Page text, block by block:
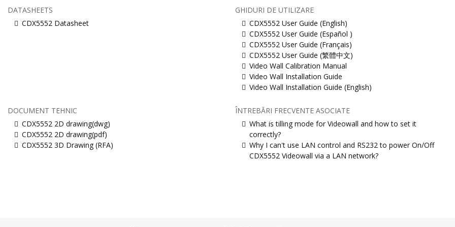
DATASHEETS
CDX5552 Datasheet
GHIDURI DE UTILIZARE
CDX5552 User Guide (English)
CDX5552 User Guide (Español )
CDX5552 User Guide (Français)
CDX5552 User Guide (繁體中文)
Video Wall Calibration Manual
Video Wall Installation Guide
Video Wall Installation Guide (English)
DOCUMENT TEHNIC
CDX5552 2D drawing(dwg)
CDX5552 2D drawing(pdf)
CDX5552 3D Drawing (RFA)
ÎNTREBĂRI FRECVENTE ASOCIATE
What is tilling mode for Videowall and how to set it
correctly?
Why I can't use LAN control and RS232 to power On/Off
CDX5552 Videowall via a LAN network?